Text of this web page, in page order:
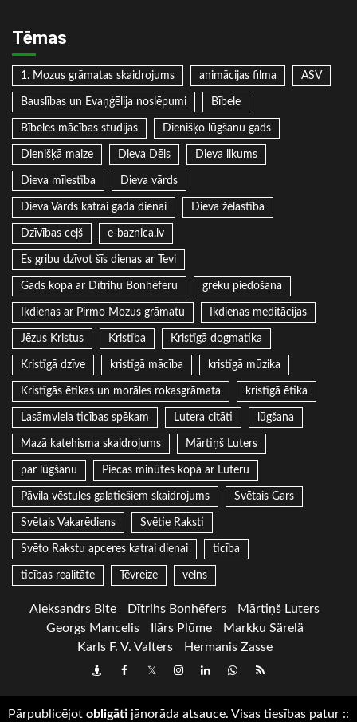
Tēmas
1. Mozus grāmatas skaidrojums animācijas filma ASV
Bauslības un Evaņģēlija noslēpumi Bībele
Bībeles mācības studijas Dienišķo lūgšanu gads
Dienišķā maize Dieva Dēls Dieva likums
Dieva mīlestība Dieva vārds
Dieva Vārds katrai gada dienai Dieva žēlastība
Dzīvības ceļš e-baznica.lv
Es gribu dzīvot šīs dienas ar Tevi
Gads kopa ar Dītrihu Bonhēferu grēku piedošana
Ikdienas ar Pirmo Mozus grāmatu Ikdienas meditācijas
Jēzus Kristus Kristība Kristīgā dogmatika
Kristīgā dzīve kristīgā mācība kristīgā mūzika
Kristīgās ētikas un morāles rokasgrāmata kristīgā ētika
Lasāmviela ticības spēkam Lutera citāti lūgšana
Mazā katehisma skaidrojums Mārtiņš Luters
par lūgšanu Piecas minūtes kopā ar Luteru
Pāvila vēstules galatiešiem skaidrojums Svētais Gars
Svētais Vakarēdiens Svētie Raksti
Svēto Rakstu apceres katrai dienai ticība
ticības realitāte Tēvreize velns
Aleksandrs Bite Dītrihs Bonhēfers
Mārtiņš Luters
Georgs Mancelis
Ilārs Plūme
Markku Särelä
Karls F. V. Valters
Hermanis Zasse
DraugiemFacebook
TwitterInstagram
LinkedInwhatsapp
RSS
Pārpublicējot obligāti jānorāda atsauce. Visas tiesības patur ::